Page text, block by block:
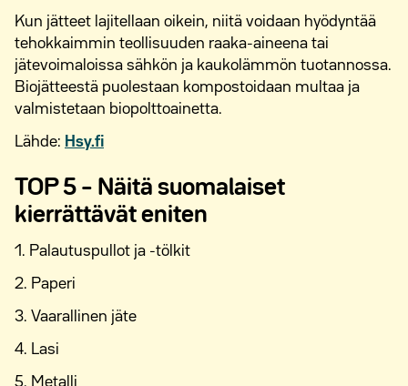
Kun jätteet lajitellaan oikein, niitä voidaan hyödyntää
tehokkaimmin teollisuuden raaka-aineena tai
jätevoimaloissa sähkön ja kaukolämmön tuotannossa.
Biojätteestä puolestaan kompostoidaan multaa ja
valmistetaan biopolttoainetta.
Lähde: Hsy.fi
TOP 5 – Näitä suomalaiset
kierrättävät eniten
1. Palautuspullot ja -tölkit
2. Paperi
3. Vaarallinen jäte
4. Lasi
5. Metalli